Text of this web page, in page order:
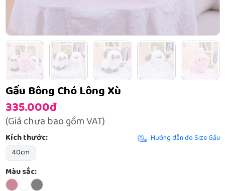
Gấu Bông Chó Lông Xù
335.000đ
(Giá chưa bao gồm VAT)
Kích thước:
Hướng dẫn đo Size Gấu
40cm
Màu sắc: